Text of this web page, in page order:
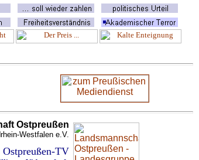
Ostpreußen
Westfalen e.V.
Ostpreußen-TV